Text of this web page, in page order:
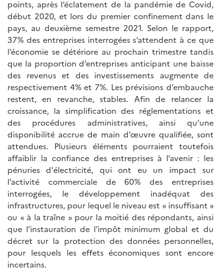
points, après l’éclatement de la pandémie de Covid,
début 2020, et lors du premier confinement dans le
pays, au deuxième semestre 2021. Selon le rapport,
37% des entreprises interrogées s’attendent à ce que
l’économie se détériore au prochain trimestre tandis
que la proportion d’entreprises anticipant une baisse
des revenus et des investissements augmente de
respectivement 4% et 7%. Les prévisions d’embauche
restent, en revanche, stables. Afin de relancer la
croissance, la simplification des réglementations et
des procédures administratives, ainsi qu’une
disponibilité accrue de main d’œuvre qualifiée, sont
attendues. Plusieurs éléments pourraient toutefois
affaiblir la confiance des entreprises à l’avenir : les
pénuries d'électricité, qui ont eu un impact sur
l’activité commerciale de 60% des entreprises
interrogées, le développement inadéquat des
infrastructures, pour lequel le niveau est « insuffisant »
ou « à la traîne » pour la moitié des répondants, ainsi
que l’instauration de l’impôt minimum global et du
décret sur la protection des données personnelles,
pour lesquels les effets économiques sont encore
incertains.